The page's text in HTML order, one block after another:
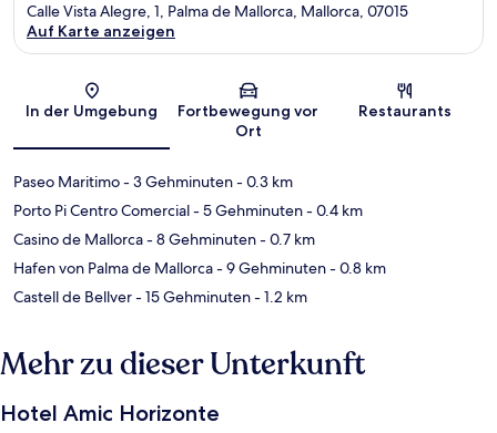
Karte
Calle Vista Alegre, 1, Palma de Mallorca, Mallorca, 07015
Auf Karte anzeigen
In der Umgebung
Fortbewegung vor
Ort
Restaurants
Paseo Maritimo- 3 Gehminuten- 0.3 km
Porto Pi Centro Comercial- 5 Gehminuten- 0.4 km
Casino de Mallorca- 8 Gehminuten- 0.7 km
Hafen von Palma de Mallorca- 9 Gehminuten- 0.8 km
Castell de Bellver- 15 Gehminuten- 1.2 km
Mehr zu dieser Unterkunft
Hotel Amic Horizonte